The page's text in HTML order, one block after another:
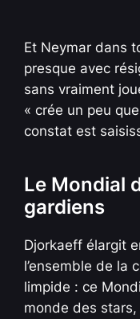
Et Neymar dans
presque avec
sans vraiment
« crée un peu
constat est
Le Mondial
gardiens
Djorkaeff élargit
l’ensemble de la
limpide : ce
monde des